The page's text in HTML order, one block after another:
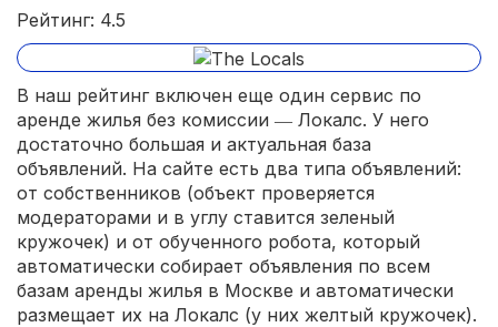
Рейтинг: 4.5
В наш рейтинг включен еще один сервис по
аренде жилья без комиссии ― Локалс. У него
достаточно большая и актуальная база
объявлений. На сайте есть два типа объявлений:
от собственников (объект проверяется
модераторами и в углу ставится зеленый
кружочек) и от обученного робота, который
автоматически собирает объявления по всем
базам аренды жилья в Москве и автоматически
размещает их на Локалс (у них желтый кружочек).